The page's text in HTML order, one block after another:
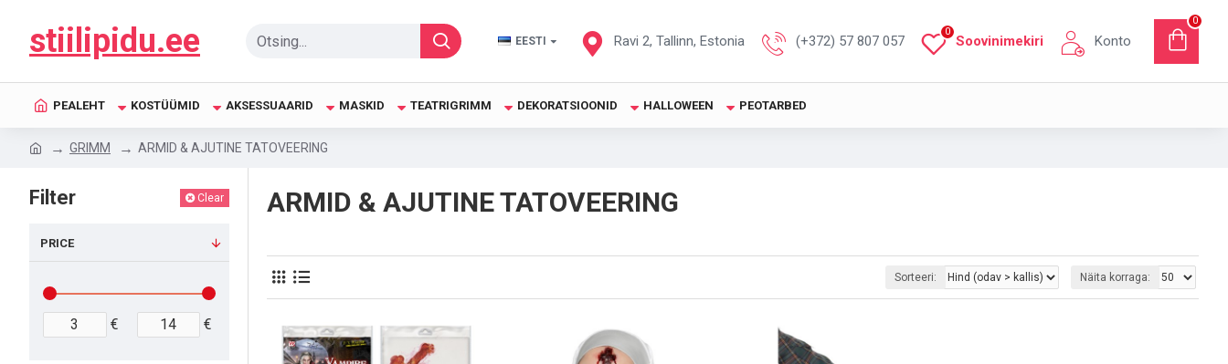
stiilipidu.ee EESTI Ravi 2, Tallinn, Estonia (+372) 57 807 057 Soovinimekiri
0
Konto
0
PEALEHT KOSTÜÜMID AKSESSUAARID MASKID TEATRIGRIMM DEKORATSIOONID HALLOWEEN PEOTARBED
GRIMM ARMID & AJUTINE TATOVEERING
Filter Clear
PRICE
€ €
ARMID & AJUTINE TATOVEERING
Sorteeri: Näita korraga: